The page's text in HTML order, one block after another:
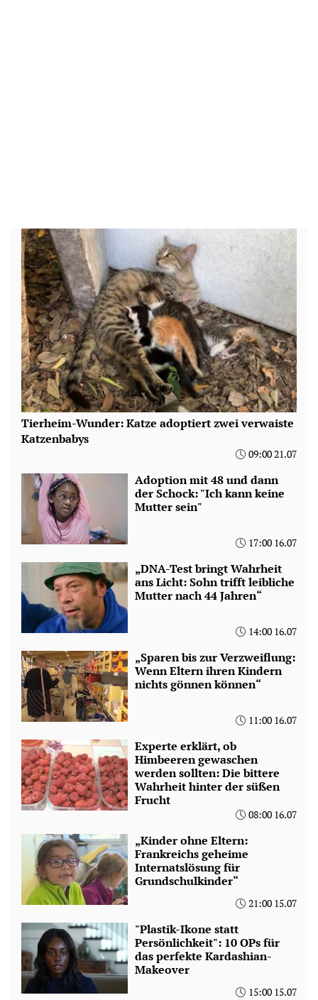
Tierheim-Wunder: Katze adoptiert zwei verwaiste
Katzenbabys
09:00 21.07
Adoption mit 48 und dann
der Schock: "Ich kann keine
Mutter sein"
17:00 16.07
„DNA-Test bringt Wahrheit
ans Licht: Sohn trifft leibliche
Mutter nach 44 Jahren“
14:00 16.07
„Sparen bis zur Verzweiflung:
Wenn Eltern ihren Kindern
nichts gönnen können“
11:00 16.07
Experte erklärt, ob
Himbeeren gewaschen
werden sollten: Die bittere
Wahrheit hinter der süßen
Frucht
08:00 16.07
„Kinder ohne Eltern:
Frankreichs geheime
Internatslösung für
Grundschulkinder“
21:00 15.07
"Plastik-Ikone statt
Persönlichkeit": 10 OPs für
das perfekte Kardashian-
Makeover
15:00 15.07